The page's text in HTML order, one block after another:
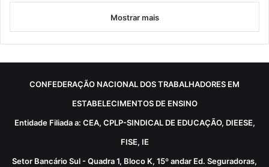
Mostrar mais
CONFEDERAÇÃO NACIONAL DOS TRABALHADORES EM
ESTABELECIMENTOS DE ENSINO
Entidade Filiada a: CEA, CPLP-SINDICAL DE EDUCAÇÃO, DIEESE,
FISE, IE
Setor Bancário Sul - Quadra 1, Bloco K, 15º andar Ed. Seguradoras,